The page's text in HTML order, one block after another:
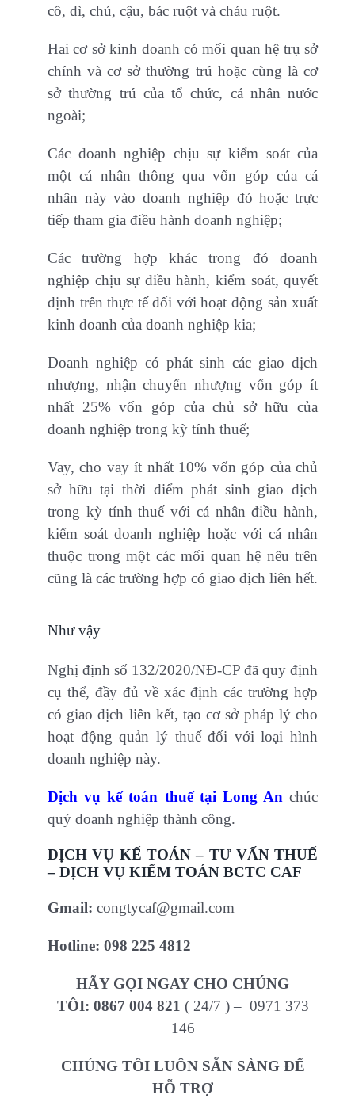
cô, dì, chú, cậu, bác ruột và cháu ruột.
Hai cơ sở kinh doanh có mối quan hệ trụ sở
chính và cơ sở thường trú hoặc cùng là cơ
sở thường trú của tổ chức, cá nhân nước
ngoài;
Các doanh nghiệp chịu sự kiểm soát của
một cá nhân thông qua vốn góp của cá
nhân này vào doanh nghiệp đó hoặc trực
tiếp tham gia điều hành doanh nghiệp;
Các trường hợp khác trong đó doanh
nghiệp chịu sự điều hành, kiểm soát, quyết
định trên thực tế đối với hoạt động sản xuất
kinh doanh của doanh nghiệp kia;
Doanh nghiệp có phát sinh các giao dịch
nhượng, nhận chuyển nhượng vốn góp ít
nhất 25% vốn góp của chủ sở hữu của
doanh nghiệp trong kỳ tính thuế;
Vay, cho vay ít nhất 10% vốn góp của chủ
sở hữu tại thời điểm phát sinh giao dịch
trong kỳ tính thuế với cá nhân điều hành,
kiểm soát doanh nghiệp hoặc với cá nhân
thuộc trong một các mối quan hệ nêu trên
cũng là các trường hợp có giao dịch liên hết.
Như vậy
Nghị định số 132/2020/NĐ-CP đã quy định
cụ thể, đầy đủ về xác định các trường hợp
có giao dịch liên kết, tạo cơ sở pháp lý cho
hoạt động quản lý thuế đối với loại hình
doanh nghiệp này.
Dịch vụ kế toán thuế tại Long An chúc
quý doanh nghiệp thành công.
DỊCH VỤ KẾ TOÁN – TƯ VẤN THUẾ
– DỊCH VỤ KIỂM TOÁN BCTC CAF
Gmail: congtycaf@gmail.com
Hotline: 098 225 4812
HÃY GỌI NGAY CHO CHÚNG
TÔI: 0867 004 821 ( 24/7 ) – 0971 373
146
CHÚNG TÔI LUÔN SẴN SÀNG ĐỂ
HỖ TRỢ